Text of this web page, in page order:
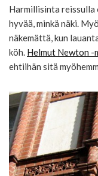
Harmillisinta reissulla
hyvää, minkä näki.
näkemättä, kun
köh. Helmut Newton -
ehtiihän sitä